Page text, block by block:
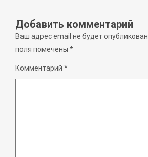
Добавить комментарий
Ваш адрес email не будет опубликован.
поля помечены *
Комментарий *